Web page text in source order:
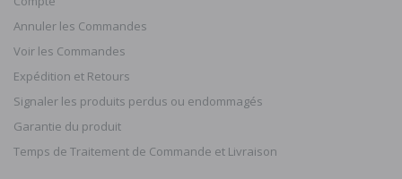
Annuler les Commandes
Voir les Commandes
Expédition et Retours
Signaler les produits perdus ou endommagés
Garantie du produit
Temps de Traitement de Commande et Livraison